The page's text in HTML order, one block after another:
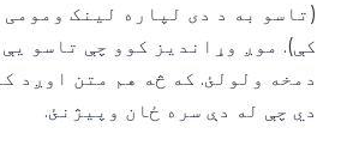
(تاسو به د دی لپاره لینک ومومی
کې). موږ وړاندیز کوو چې تاسو
دمخه ولولئ. که څه هم متن اوږد
دي چې له دې سره ځان وپیژنئ.